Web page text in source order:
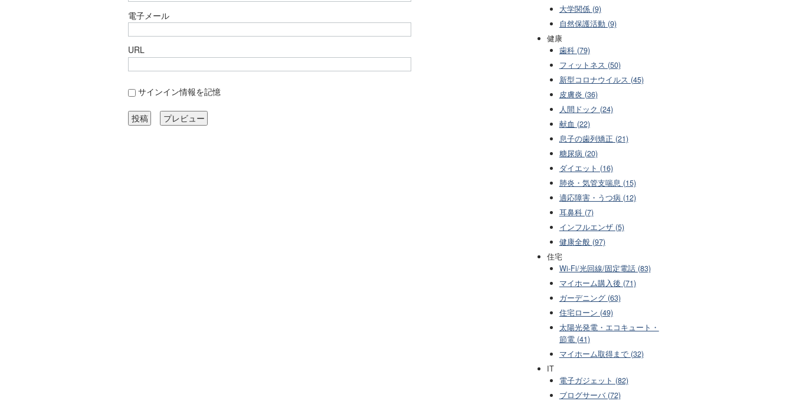
電子メール
URL
サインイン情報を記憶
大学関係 (9)
自然保護活動 (9)
健康
歯科 (79)
フィットネス (50)
新型コロナウイルス (45)
皮膚炎 (36)
人間ドック (24)
献血 (22)
息子の歯列矯正 (21)
糖尿病 (20)
ダイエット (16)
肺炎・気管支喘息 (15)
適応障害・うつ病 (12)
耳鼻科 (7)
インフルエンザ (5)
健康全般 (97)
住宅
Wi-Fi/光回線/固定電話 (83)
マイホーム購入後 (71)
ガーデニング (63)
住宅ローン (49)
太陽光発電・エコキュート・
節電 (41)
マイホーム取得まで (32)
IT
電子ガジェット (82)
ブログサーバ (72)